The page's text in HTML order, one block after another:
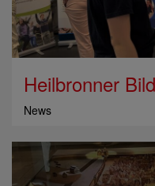
Heilbronner
News